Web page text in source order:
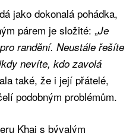
jako dokonalá pohádka,
párem je složité: „Je
randění. Neustále řešíte
nevíte, kdo zavolá
také, že i její přátelé,
podobným problémům.
Khai s bývalým